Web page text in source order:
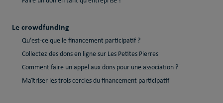
Le crowdfunding
Qu’est-ce que le financement participatif ?
Collectez des dons en ligne sur Les Petites Pierres
Comment faire un appel aux dons pour une association ?
Maîtriser les trois cercles du financement participatif